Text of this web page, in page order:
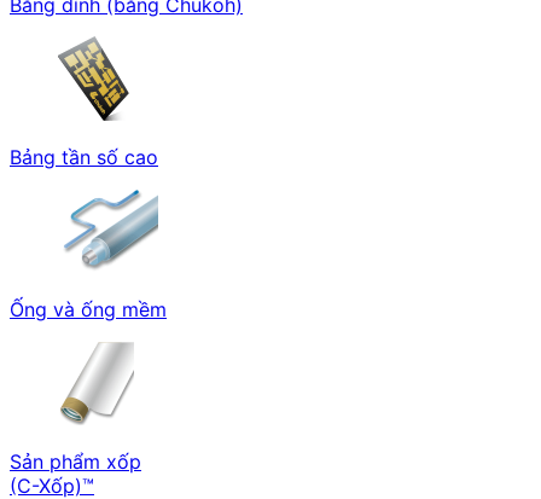
Băng dính (băng Chukoh)
Bảng tần số cao
Ống và ống mềm
Sản phẩm xốp
(C-Xốp)™